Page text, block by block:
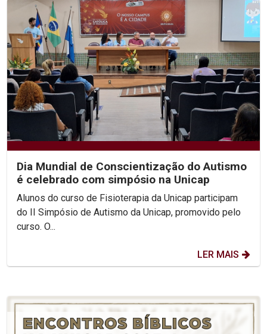
Dia Mundial de Conscientização do Autismo
é celebrado com simpósio na Unicap
Alunos do curso de Fisioterapia da Unicap participam
do II Simpósio de Autismo da Unicap, promovido pelo
curso. O...
LER MAIS